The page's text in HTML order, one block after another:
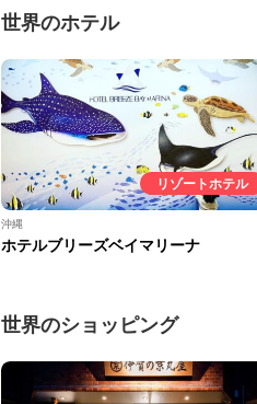
世界のホテル
リゾートホテル
沖縄
ホテルブリーズベイマリーナ
世界のショッピング